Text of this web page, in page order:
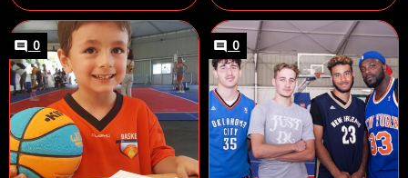
0 0